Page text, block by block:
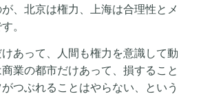
、北京は権力、上海は合理性とメ
。
あって、人間も権力を意識して動
業の都市だけあって、損すること
つぶれることはやらない、という